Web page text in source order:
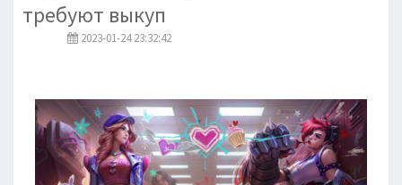
требуют выкуп
2023-01-24 23:32:42